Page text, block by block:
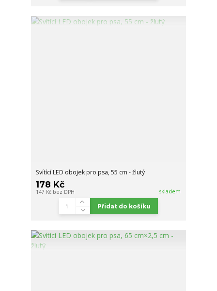
Svítící LED obojek pro psa, 55 cm - žlutý
178 Kč
147 Kč bez DPH skladem
Přidat do košíku